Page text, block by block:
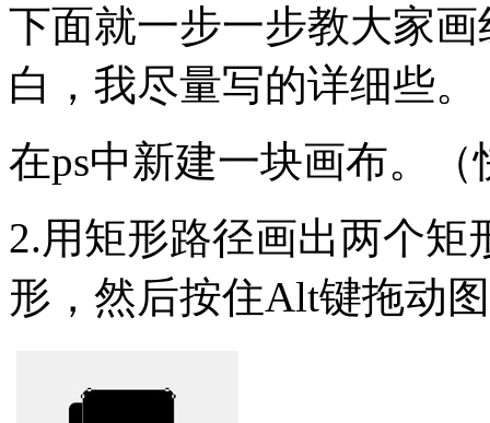
下面就一步一步教大家
白，我尽量写的详细些。
在ps中新建一块画布。
2.用矩形路径画出两个
形，然后按住Alt键拖动